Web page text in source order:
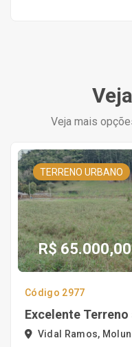
Veja mais
TERRENO URBANO
R$ 65.000,00
Código 2977
Excelente
Vidal Ramos,